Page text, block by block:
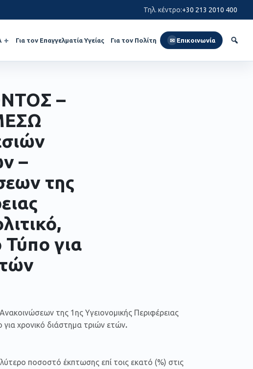
Τηλ. κέντρο:+30 213 2010 400
Για τον Επαγγελματία Υγείας Για τον Πολίτη ✉ Επικοινωνία
–
–
της
Τύπο για
της 1ης Υγειονομικής Περιφέρειας
για χρονικό διάστημα τριών ετών.
ποσοστό έκπτωσης επί τοις εκατό (%) στις